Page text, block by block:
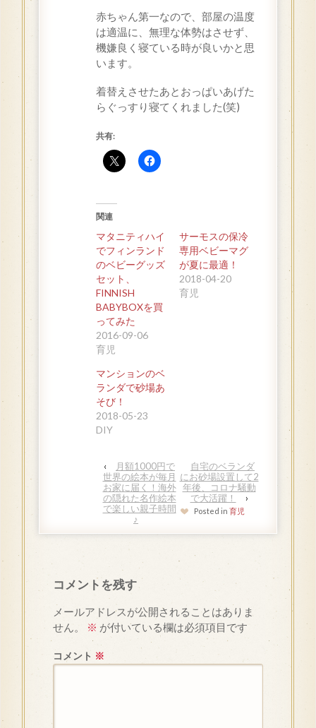
赤ちゃん第一なので、部屋の温度
は適温に、無理な体勢はさせず、
機嫌良く寝ている時が良いかと思
います。
着替えさせたあとおっぱいあげた
らぐっすり寝てくれました(笑)
共有:
関連
マタニティハイ
でフィンランド
のベビーグッズ
セット、
FINNISH
BABYBOXを買
ってみた
2016-09-06
育児
サーモスの保冷
専用ベビーマグ
が夏に最適！
2018-04-20
育児
マンションのベ
ランダで砂場あ
そび！
2018-05-23
DIY
‹
月額1000円で
世界の絵本が毎月
お家に届く！海外
の隠れた名作絵本
で楽しい親子時間
♪
自宅のベランダ
にお砂場設置して2
年後、コロナ騒動
で大活躍！
›
Posted in 育児
コメントを残す
メールアドレスが公開されることはありま
せん。
※ が付いている欄は必須項目です
コメント ※